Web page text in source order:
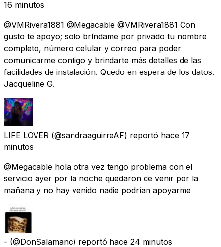
16 minutos
@VMRivera1881 @Megacable @VMRivera1881 Con
gusto te apoyo; solo bríndame por privado tu nombre
completo, número celular y correo para poder
comunicarme contigo y brindarte más detalles de las
facilidades de instalación. Quedo en espera de los datos.
Jacqueline G.
LIFE LOVER (@sandraaguirreAF) reportó hace 17
minutos
@Megacable hola otra vez tengo problema con el
servicio ayer por la noche quedaron de venir por la
mañana y no hay venido nadie podrían apoyarme
- (@DonSalamanc) reportó hace 24 minutos